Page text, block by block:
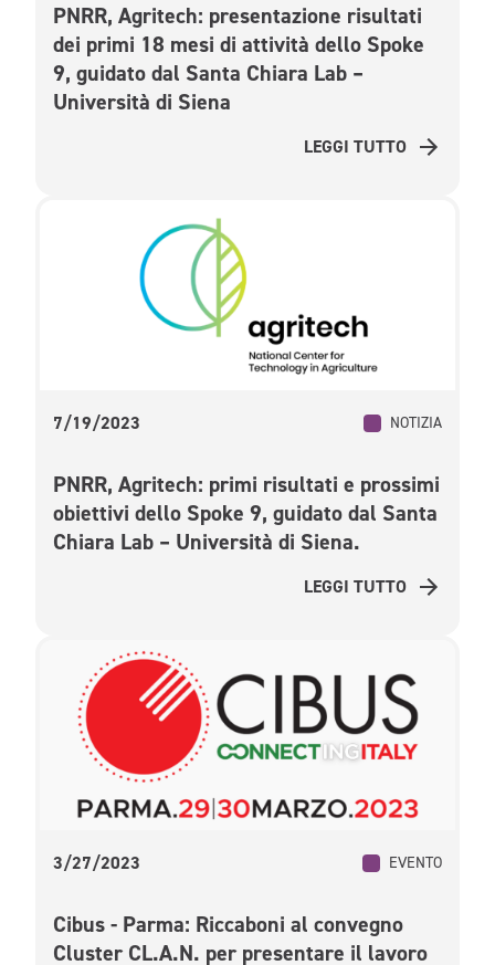
PNRR, Agritech: presentazione risultati
dei primi 18 mesi di attività dello Spoke
9, guidato dal Santa Chiara Lab –
Università di Siena
LEGGI TUTTO
7/19/2023 NOTIZIA
PNRR, Agritech: primi risultati e prossimi
obiettivi dello Spoke 9, guidato dal Santa
Chiara Lab – Università di Siena.
LEGGI TUTTO
3/27/2023 EVENTO
Cibus - Parma: Riccaboni al convegno
Cluster CL.A.N. per presentare il lavoro